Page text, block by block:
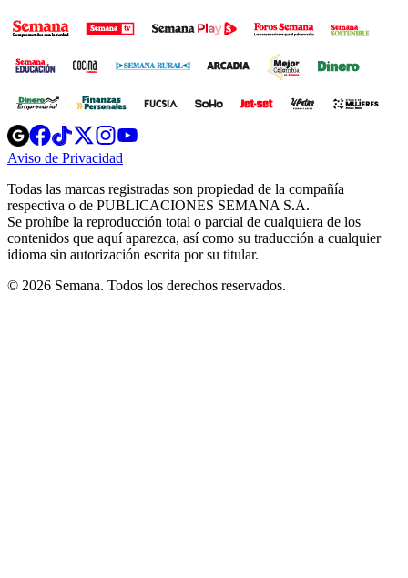
Opens
in
new
Opens
in
new
Opens
in
new
window
Opens
new
windowwindow
Aviso de Privacidad
new
window
Todas las marcas registradas son propiedad de la compañía
respectiva o de PUBLICACIONES SEMANA S.A.
Se prohíbe la reproducción total o parcial de cualquiera de los
contenidos que aquí aparezca, así como su traducción a cualquier
idioma sin autorización escrita por su titular.
© 2026 Semana. Todos los derechos reservados.